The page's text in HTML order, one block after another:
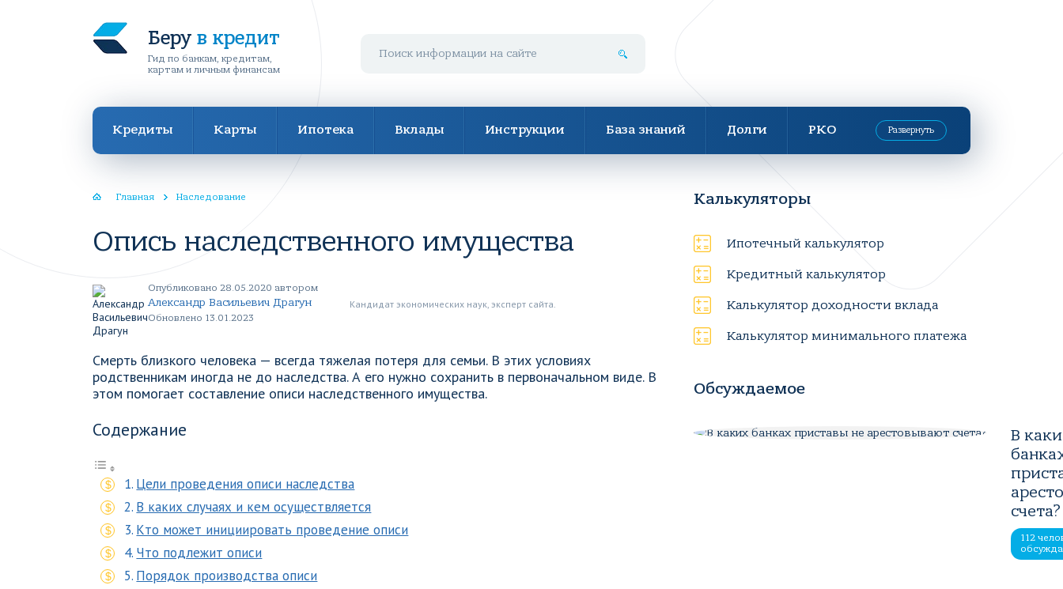
Беру в кредит
Гид по банкам, кредитам,
картам и личным финансам
Кредиты Карты Ипотека Вклады Инструкции База знаний Долги РКО Развернуть
Главная Наследование
Опись наследственного имущества
Опубликовано 28.05.2020 автором
Александр Васильевич Драгун
Обновлено 13.01.2023
Кандидат экономических наук, эксперт сайта.
Смерть близкого человека — всегда тяжелая потеря для семьи. В этих условиях
родственникам иногда не до наследства. А его нужно сохранить в первоначальном виде. В
этом помогает составление описи наследственного имущества.
Содержание
Цели проведения описи наследства
В каких случаях и кем осуществляется
Кто может инициировать проведение описи
Что подлежит описи
Порядок производства описи
Калькуляторы
Ипотечный калькулятор
Кредитный калькулятор
Калькулятор доходности вклада
Калькулятор минимального платежа
Обсуждаемое
В
счета?
112